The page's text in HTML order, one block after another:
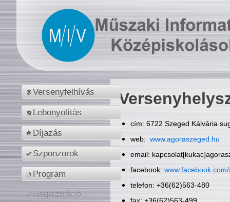
Versenyfelhívás
Lebonyolítás
Díjazás
Szponzorok
Program
Regisztráció
cím: 6722 Szeged Kálvária
web: www.agoraszeged.hu
email:
facebook:
telefon: +36(62)563-480